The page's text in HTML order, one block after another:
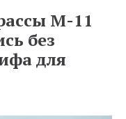
М-11
без
для